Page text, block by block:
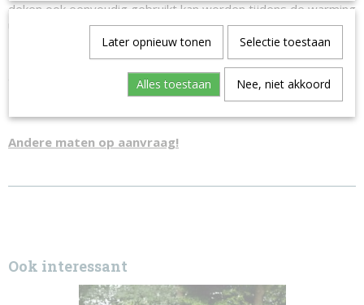
deken ook eenvoudig gebruikt kan worden tijdens de warming
up en cooling down.
Het gebruikte materiaal is zeer sterk, maar erg licht van
Neemt weinig plek in beslag.
Andere maten op aanvraag!
Ook interessant
Later opnieuw tonen Selectie toestaan
Alles toestaan Nee, niet akkoord